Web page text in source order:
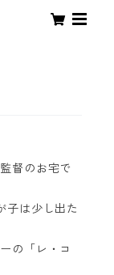
督のお宅で
子は少し出た
の「レ・コ